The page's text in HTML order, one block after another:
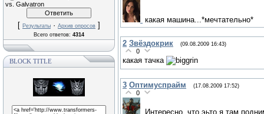
vs. Galvatron
[ Результаты · Архив опросов ]
Всего ответов: 4314
BLOCK TITLE
какая машина...*мечтательно*
2 Звёздокрик (09.08.2009 16:43)
0
какая тачка
3 Оптимуспрайм (17.08.2009 17:52)
0
Интересно, что эьто я там